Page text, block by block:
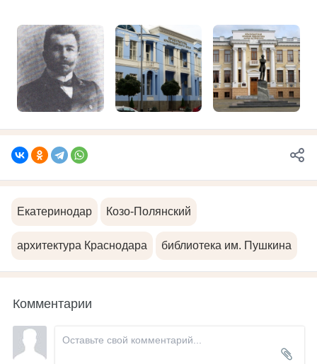
Екатеринодар Козо-Полянский
архитектура Краснодара библиотека им. Пушкина
Комментарии